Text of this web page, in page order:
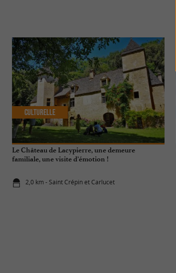
Le Château de Lacypierre, une demeure
familiale, une visite d’émotion !
2,0 km - Saint Crépin et Carlucet
Culturelle